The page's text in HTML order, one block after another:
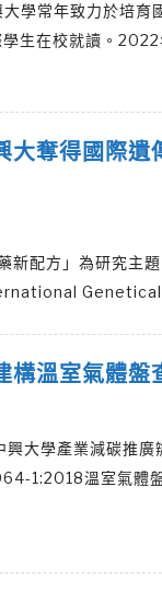
學常年致力於培育
生在校就讀。
大奪得國際遺
新配方」為研究主
構溫室氣體盤
大學產業減碳推廣
1:2018溫室氣體